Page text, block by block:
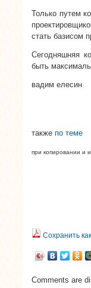
Только путем
стать базисом
Сегодняшняя
быть
вадим елесин
также по теме
при копировании и
Сохранить
Comments are